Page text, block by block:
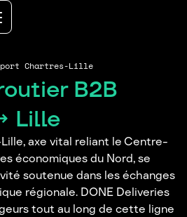
Chartres-Lille
B2B
Lille
axe vital reliant le Centre-
économiques du Nord, se
soutenue dans les échanges
régionale. DONE Deliveries
tout au long de cette ligne